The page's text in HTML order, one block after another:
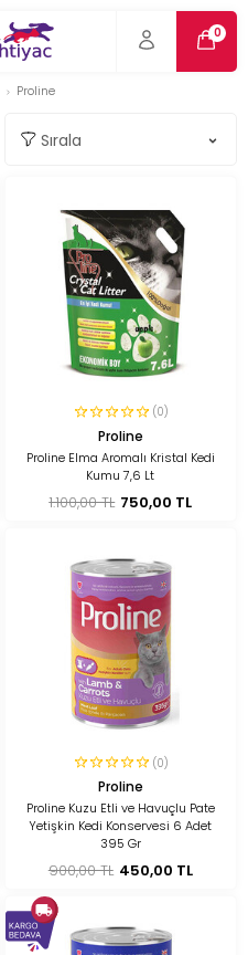
0
Proline
(0)
Proline
Proline Elma Aromalı Kristal Kedi
Kumu 7,6 Lt
1.100,00 TL 750,00 TL
(0)
Proline
Proline Kuzu Etli ve Havuçlu Pate
Yetişkin Kedi Konservesi 6 Adet
395 Gr
900,00 TL 450,00 TL